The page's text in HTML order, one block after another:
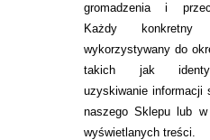
gromadzenia i
Każdy
wykorzystywany do
takich jak
uzyskiwanie informacji
naszego Sklepu lub w
wyświetlanych treści.
INFORMACJE